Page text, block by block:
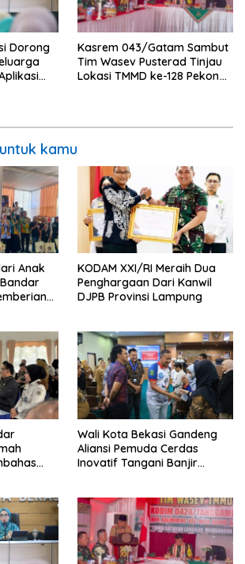
Dorong
Kasrem 043/Gatam Sambut
Tim Wasev Pusterad Tinjau
Lokasi TMMD ke-128 Pekon
kamu
Anak
KODAM XXI/RI Meraih Dua
Penghargaan Dari Kanwil
DJPB Provinsi Lampung
Wali Kota Bekasi Gandeng
Aliansi Pemuda Cerdas
Inovatif Tangani Banjir